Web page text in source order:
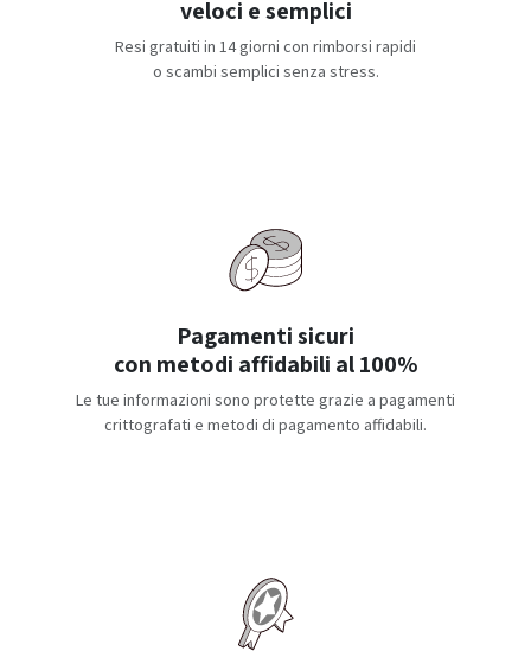
veloci e semplici
Resi gratuiti in 14 giorni con rimborsi rapidi
o scambi semplici senza stress.
Pagamenti sicuri
con metodi affidabili al 100%
Le tue informazioni sono protette grazie a pagamenti
crittografati e metodi di pagamento affidabili.